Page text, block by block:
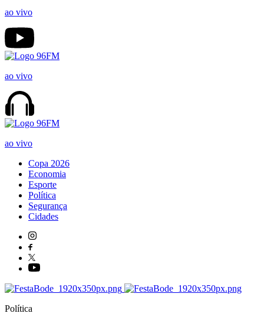
ao vivo
ao vivo
ao vivo
Copa 2026
Economia
Esporte
Política
Segurança
Cidades
Política